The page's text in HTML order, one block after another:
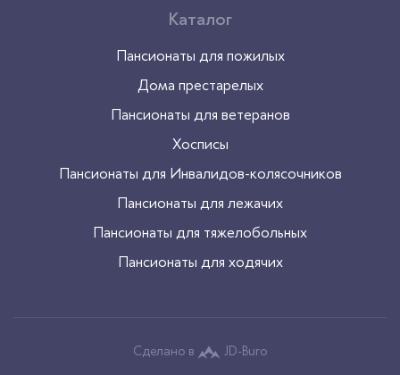
Каталог
Пансионаты для пожилых
Дома престарелых
Пансионаты для ветеранов
Хосписы
Пансионаты для Инвалидов-колясочников
Пансионаты для лежачих
Пансионаты для тяжелобольных
Пансионаты для ходячих
Сделано в
JD-Buro